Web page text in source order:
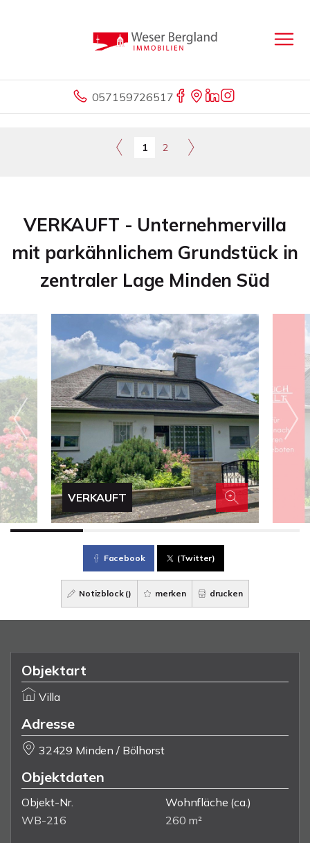
057159726517
1 2
VERKAUFT - Unternehmervilla
mit parkähnlichem Grundstück in
zentraler Lage Minden Süd
VERKAUFT
Facebook (Twitter)
Notizblock () merken drucken
Objektart
Villa
Adresse
32429 Minden / Bölhorst
Objektdaten
Objekt-Nr.
WB-216
Wohnfläche (ca.)
260 m²